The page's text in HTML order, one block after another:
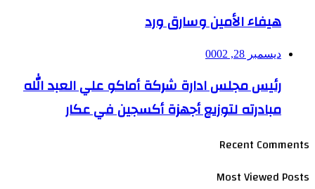
هيفاء الأمين وسارق ورد
ديسمبر 28, 0002
رئيس مجلس ادارة شركة أماكو علي العبد الله
مبادرته لتوزيع أجهزة أكسجين في عكار
Recent Comments
Most Viewed Posts